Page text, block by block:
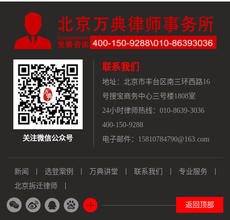
关注微信公众号
联系我们
地址： 北京市丰台区南三环西路16
号搜宝商务中心三号楼1808室
24小时律师热线：010-8639-3036
400-150-9288
电子邮件：15810784790@163.com
新闻 选登案例 万典讲堂 联系我们
专业服务
北京拆迁律师
返回顶部